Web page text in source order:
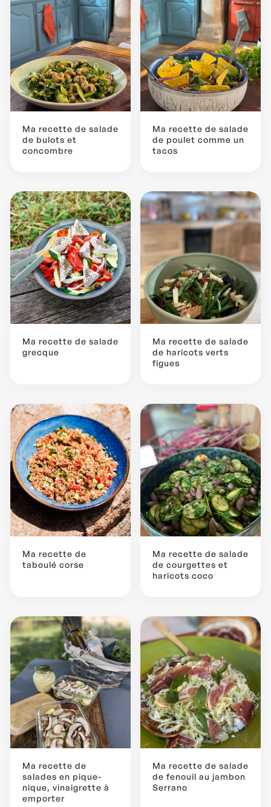
Ma recette de salade
de bulots et
concombre
Ma recette de salade
de poulet comme un
tacos
Ma recette de salade
grecque
Ma recette de salade
de haricots verts
figues
Ma recette de
taboulé corse
Ma recette de salade
de courgettes et
haricots coco
Ma recette de
salades en pique-
nique, vinaigrette à
emporter
Ma recette de salade
de fenouil au jambon
Serrano